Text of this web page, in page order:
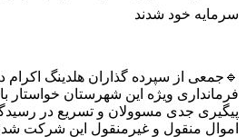
خود شدند
از سپرده گذاران هلدینگ اکرام
ویژه این شهرستان خواستار
جدی مسوولان و تسریع در رسیدگی
منقول و غیرمنقول این شرکت شدند./